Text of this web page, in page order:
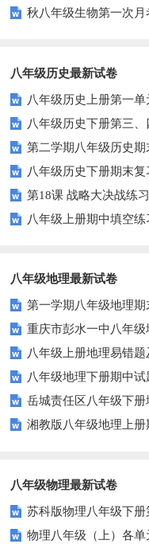
案 秋八年级生物第一次月
八年级历史最新试卷
八年级历史上册第一单
试题及答案
八年级历史下册第三、
元检测题及答案
第二学期八年级历史期
题 八年级历史下册期末复
及答案
第18课 战略大决战练
答案八年级上册期中填空练
八年级地理最新试卷
第一学期八年级地理期
卷 重庆市彭水一中八年级
第三次月考试卷及答案
八年级上册地理易错题
案 八年级地理下册期中试
岳城责任区八年级下册
期中试题及答案
湘教版八年级地理上册
八年级物理最新试卷
苏科版物理八年级下册
单元 压强与浮力 综合测试
物理八年级（上）各单